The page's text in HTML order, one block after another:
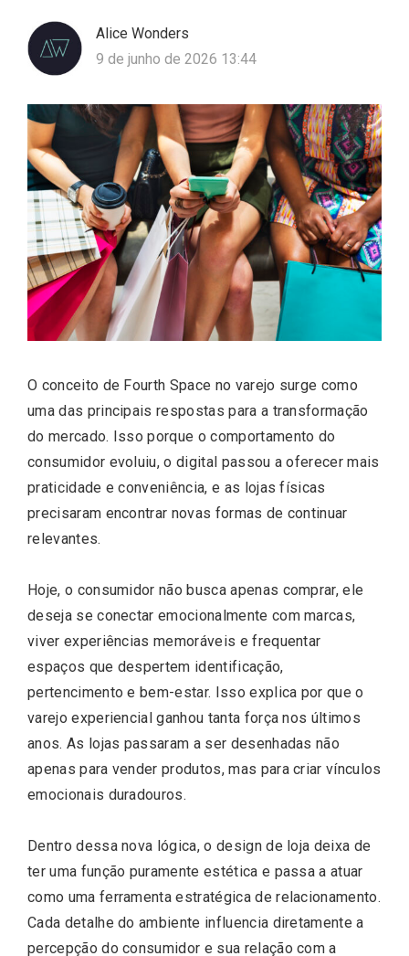
Alice Wonders
9 de junho de 2026 13:44
O conceito de Fourth Space no varejo surge como
uma das principais respostas para a transformação
do mercado. Isso porque o comportamento do
consumidor evoluiu, o digital passou a oferecer mais
praticidade e conveniência, e as lojas físicas
precisaram encontrar novas formas de continuar
relevantes.
Hoje, o consumidor não busca apenas comprar, ele
deseja se conectar emocionalmente com marcas,
viver experiências memoráveis e frequentar
espaços que despertem identificação,
pertencimento e bem-estar. Isso explica por que o
varejo experiencial ganhou tanta força nos últimos
anos. As lojas passaram a ser desenhadas não
apenas para vender produtos, mas para criar vínculos
emocionais duradouros.
Dentro dessa nova lógica, o design de loja deixa de
ter uma função puramente estética e passa a atuar
como uma ferramenta estratégica de relacionamento.
Cada detalhe do ambiente influencia diretamente a
percepção do consumidor e sua relação com a